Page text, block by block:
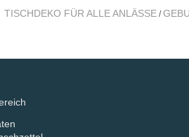
TISCHDEKO FÜR ALLE ANLÄSSE/